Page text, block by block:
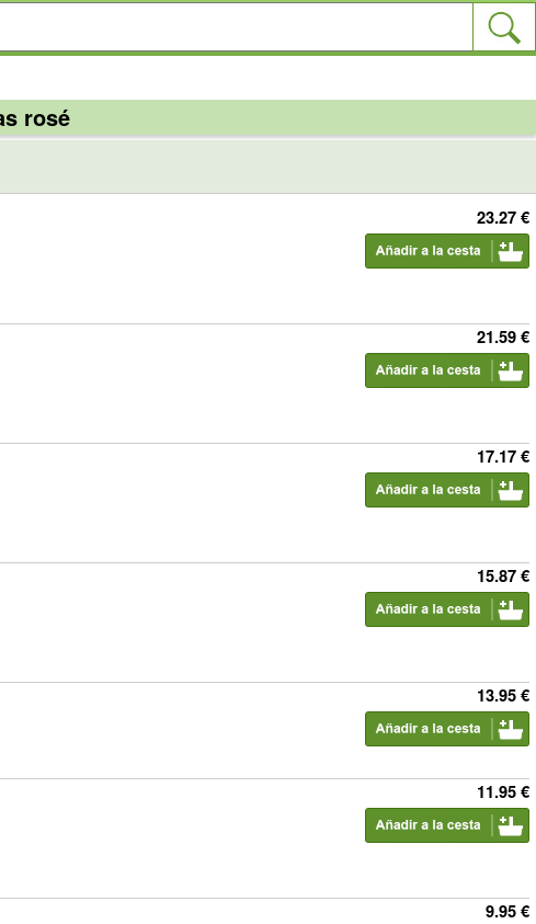
rosé
23.27 €
21.59 €
17.17 €
15.87 €
13.95 €
11.95 €
9.95 €